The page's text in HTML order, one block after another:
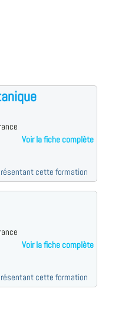
Voir la fiche complète
cette formation
Voir la fiche complète
cette formation